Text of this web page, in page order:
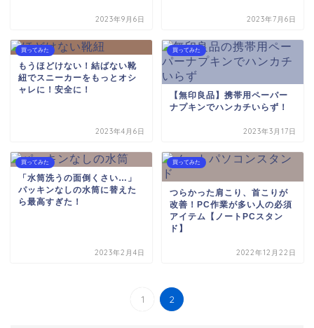
2023年9月6日 2023年7月6日
買ってみた
もうほどけない！結ばない靴
紐でスニーカーをもっとオシ
ャレに！安全に！
2023年4月6日
買ってみた
【無印良品】携帯用ペーパー
ナプキンでハンカチいらず！
2023年3月17日
買ってみた
「水筒洗うの面倒くさい…」
パッキンなしの水筒に替えた
ら最高すぎた！
2023年2月4日
買ってみた
つらかった肩こり、首こりが
改善！PC作業が多い人の必須
アイテム【ノートPCスタン
ド】
2022年12月22日
1 2